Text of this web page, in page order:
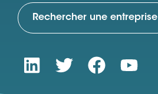
Rechercher une entreprise